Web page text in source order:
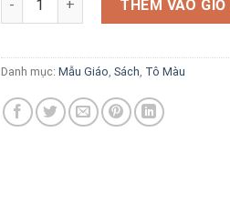
là:
10.000
THÊM VÀO GIỎ
Danh mục: Mẫu Giáo Sách Tô Màu